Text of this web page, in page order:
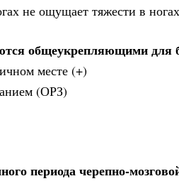
не ощущает тяжести в
общеукрепляющими для
месте (+)
(ОРЗ)
периода черепно-